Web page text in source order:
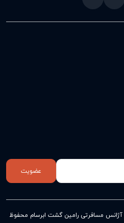
عضویت
آژانس مسافرتی رامین گشت ابرسام محفوظ